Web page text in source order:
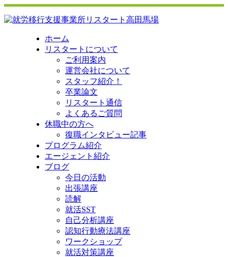
ホーム
リスタートについて
ご利用案内
運営会社について
スタッフ紹介！
卒業論文
リスタート通信
よくあるご質問
休職中の方へ
復職インタビュー記事
プログラム紹介
エージェント紹介
ブログ
今日の活動
出張講座
読解
就活SST
自己分析講座
認知行動療法講座
ワークショップ
就活対策講座